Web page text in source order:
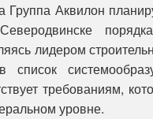
Группа Аквилон
лидером
список
требованиям,
уровне.